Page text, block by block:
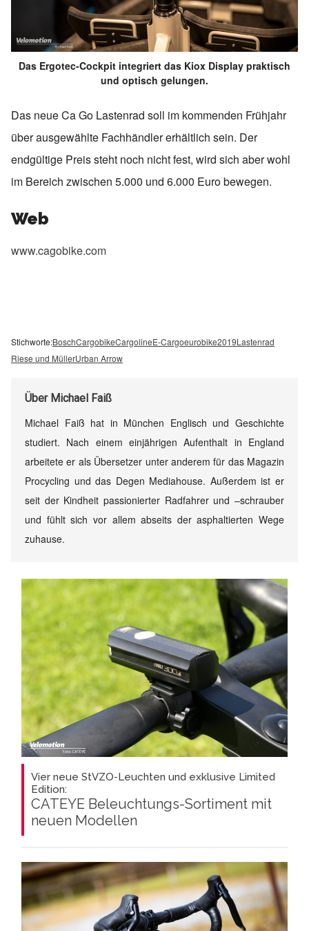
Das Ergotec-Cockpit integriert das Kiox Display praktisch
und optisch gelungen.
Das neue Ca Go Lastenrad soll im kommenden Frühjahr
über ausgewählte Fachhändler erhältlich sein. Der
endgültige Preis steht noch nicht fest, wird sich aber wohl
im Bereich zwischen 5.000 und 6.000 Euro bewegen.
Web
www.cagobike.com
Stichworte:BoschCargobikeCargolineE-Cargoeurobike2019Lastenrad
Riese und MüllerUrban Arrow
Über Michael Faiß
Michael Faiß hat in München Englisch und Geschichte
studiert. Nach einem einjährigen Aufenthalt in England
arbeitete er als Übersetzer unter anderem für das Magazin
Procycling und das Degen Mediahouse. Außerdem ist er
seit der Kindheit passionierter Radfahrer und –schrauber
und fühlt sich vor allem abseits der asphaltierten Wege
zuhause.
Vier neue StVZO-Leuchten und exklusive Limited
Edition:
CATEYE Beleuchtungs-Sortiment mit
neuen Modellen